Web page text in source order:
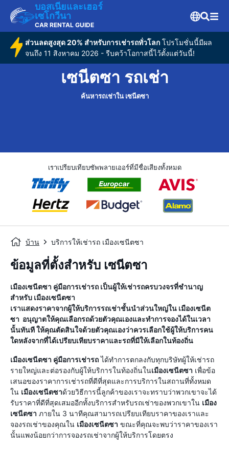
บอสเนียและเฮอร์
เซโกวีนา
CAR RENTAL GUIDE
ส่วนลดสูงสุด 20% สำหรับการเช่ารถทั่วโลกโปรโมชั่นนี้มีผล
จนถึง 11 สิงหาคม 2026 - รีบคว้าโอกาสนี้ไว้ตั้งแต่วันนี้!
เซนีตซา รถเช่า
ค้นหารถเช่าใน เซนีตซา
เราเปรียบเทียบซัพพลายเออร์ที่มีชื่อเสียงทั้งหมด
บ้าน บริการให้เช่ารถ เมืองเซนีตซา
ข้อมูลที่ตั้งสำหรับ เซนีตซา
เมืองเซนีตซา คู่มือการเช่ารถ เป็นผู้ให้เช่ารถครบวงจรที่ชำนาญ
สำหรับ เมืองเซนีตซา
เราแสดงราคาจากผู้ให้บริการรถเช่าชั้นนำส่วนใหญ่ใน เมืองเซนีต
ซา อนุญาตให้คุณเลือกรถด้วยตัวคุณเองและทำการจองได้ในเวลา
นั้นทันที ให้คุณตัดสินใจด้วยตัวคุณเองว่าควรเลือกใช้ผู้ให้บริการคน
ใดหลังจากที่ได้เปรียบเทียบราคาและรถที่มีให้เลือกในท้องถิ่น
เมืองเซนีตซา คู่มือการเช่ารถได้ทำการตกลงกับทุกบริษัทผู้ให้เช่ารถ
รายใหญ่และต่อรองกับผู้ให้บริการในท้องถิ่นในเมืองเซนีตซา เพื่อข้อ
เสนอของราคาการเช่ารถที่ดีที่สุดและการบริการในสถานที่ทั้งหมด
ใน เมืองเซนีตซาด้วยวิธีการนี้ลูกค้าของเราจะทราบว่าพวกเขาจะได้
รับราคาที่ดีที่สุดเสมออีกทั้งบริการสำหรับรถเช่าของพวกเขาใน เมือง
เซนีตซา ภายใน 3 นาทีคุณสามารถเปรียบเทียบราคาของเราและ
จองรถเช่าของคุณใน เมืองเซนีตซา ขณะที่คุณจะพบว่าราคาของเรา
นั้นแพงน้อยกว่าการจองรถเช่าจากผู้ให้บริการโดยตรง